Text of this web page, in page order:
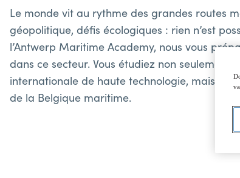
Le monde vit au rythme des grandes routes
géopolitique, défis écologiques : rien n’est
l’Antwerp Maritime Academy, nous vous
dans ce secteur. Vous étudiez non seulement
internationale de haute technologie, mais
de la Belgique maritime.